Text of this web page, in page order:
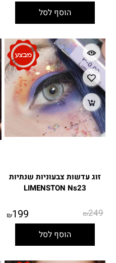
הוסף לסל
זוג עדשות צבעוניות שנתיות
LIMENSTON Ns23
₪249
₪199
הוסף לסל